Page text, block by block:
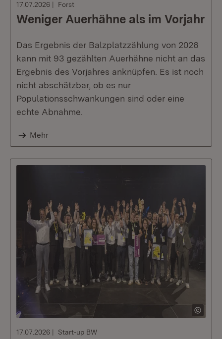
17.07.2026 Forst
Weniger Auerhähne als im Vorjahr
Das Ergebnis der Balzplatzzählung von 2026
kann mit 93 gezählten Auerhähne nicht an das
Ergebnis des Vorjahres anknüpfen. Es ist noch
nicht abschätzbar, ob es nur
Populationsschwankungen sind oder eine
echte Abnahme.
Mehr
17.07.2026 Start-up BW